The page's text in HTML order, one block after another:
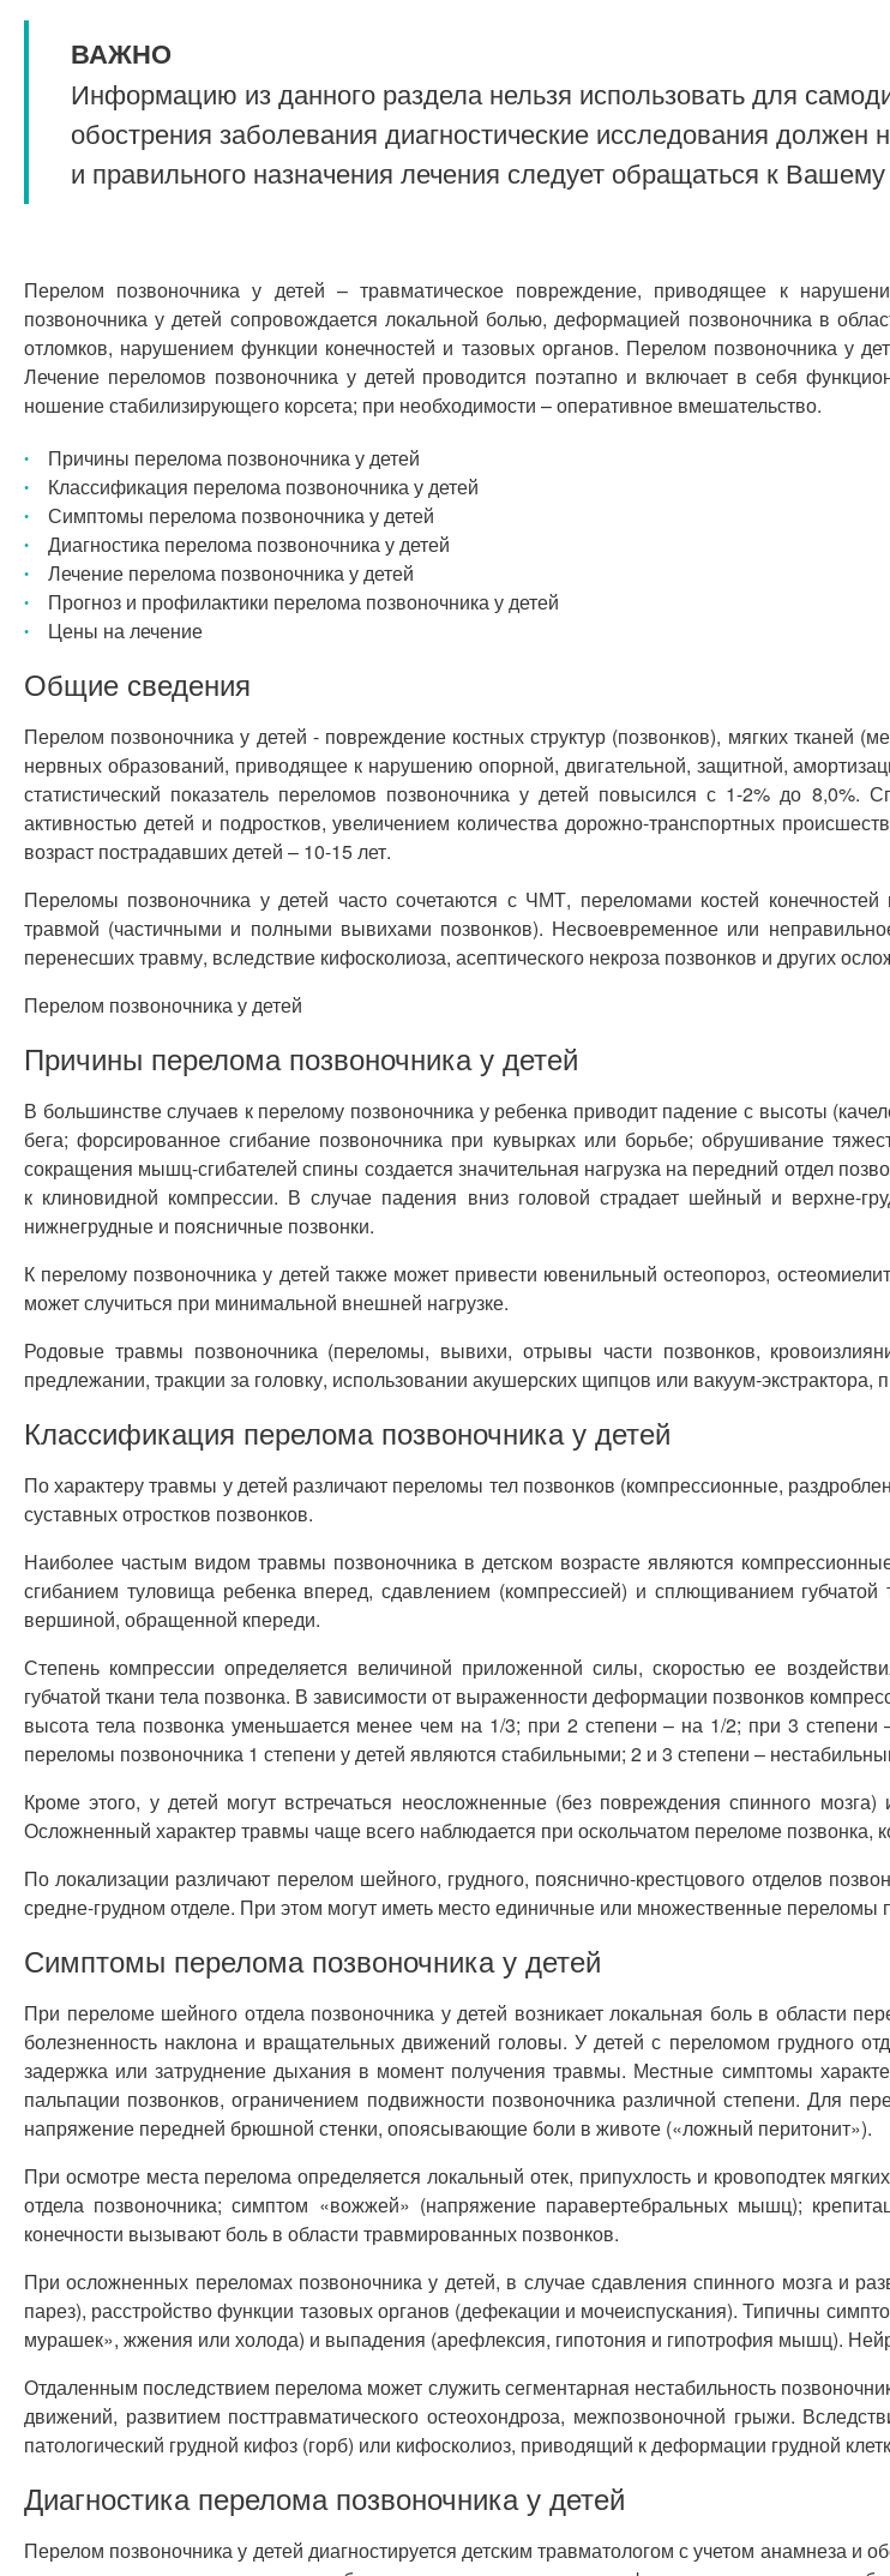
ВАЖНО
Информацию из данного раздела нельзя использовать для
обострения заболевания диагностические исследования должен
и правильного назначения лечения следует обращаться к
Перелом позвоночника у детей – травматическое повреждение, приводящее к
позвоночника у детей сопровождается локальной болью, деформацией позвоночника в
отломков, нарушением функции конечностей и тазовых органов. Перелом позвоночника у
Лечение переломов позвоночника у детей проводится поэтапно и включает в себя
ношение стабилизирующего корсета; при необходимости – оперативное вмешательство.
Причины перелома позвоночника у детей
Классификация перелома позвоночника у детей
Симптомы перелома позвоночника у детей
Диагностика перелома позвоночника у детей
Лечение перелома позвоночника у детей
Прогноз и профилактики перелома позвоночника у детей
Цены на лечение
Общие сведения
Перелом позвоночника у детей - повреждение костных структур (позвонков), мягких тканей
нервных образований, приводящее к нарушению опорной, двигательной, защитной,
статистический показатель переломов позвоночника у детей повысился с 1-2% до 8,0%.
активностью детей и подростков, увеличением количества дорожно-транспортных
возраст пострадавших детей – 10-15 лет.
Переломы позвоночника у детей часто сочетаются с ЧМТ, переломами костей
травмой (частичными и полными вывихами позвонков). Несвоевременное или
перенесших травму, вследствие кифосколиоза, асептического некроза позвонков и других
Перелом позвоночника у детей
Причины перелома позвоночника у детей
В большинстве случаев к перелому позвоночника у ребенка приводит падение с высоты
бега; форсированное сгибание позвоночника при кувырках или борьбе; обрушивание
сокращения мышц-сгибателей спины создается значительная нагрузка на передний отдел
к клиновидной компрессии. В случае падения вниз головой страдает шейный и верхне-
нижнегрудные и поясничные позвонки.
К перелому позвоночника у детей также может привести ювенильный остеопороз,
может случиться при минимальной внешней нагрузке.
Родовые травмы позвоночника (переломы, вывихи, отрывы части позвонков,
предлежании, тракции за головку, использовании акушерских щипцов или вакуум-
Классификация перелома позвоночника у детей
По характеру травмы у детей различают переломы тел позвонков (компрессионные,
суставных отростков позвонков.
Наиболее частым видом травмы позвоночника в детском возрасте являются
сгибанием туловища ребенка вперед, сдавлением (компрессией) и сплющиванием
вершиной, обращенной кпереди.
Степень компрессии определяется величиной приложенной силы, скоростью ее
губчатой ткани тела позвонка. В зависимости от выраженности деформации позвонков
высота тела позвонка уменьшается менее чем на 1/3; при 2 степени – на 1/2; при 3
переломы позвоночника 1 степени у детей являются стабильными; 2 и 3 степени –
Кроме этого, у детей могут встречаться неосложненные (без повреждения спинного
Осложненный характер травмы чаще всего наблюдается при оскольчатом переломе позвонка,
По локализации различают перелом шейного, грудного, пояснично-крестцового отделов
средне-грудном отделе. При этом могут иметь место единичные или множественные переломы
Симптомы перелома позвоночника у детей
При переломе шейного отдела позвоночника у детей возникает локальная боль в
болезненность наклона и вращательных движений головы. У детей с переломом грудного
задержка или затруднение дыхания в момент получения травмы. Местные симптомы
пальпации позвонков, ограничением подвижности позвоночника различной степени. Для
напряжение передней брюшной стенки, опоясывающие боли в животе («ложный перитонит»).
При осмотре места перелома определяется локальный отек, припухлость и кровоподтек
отдела позвоночника; симптом «вожжей» (напряжение паравертебральных мышц);
конечности вызывают боль в области травмированных позвонков.
При осложненных переломах позвоночника у детей, в случае сдавления спинного мозга и
парез), расстройство функции тазовых органов (дефекации и мочеиспускания). Типичны
мурашек», жжения или холода) и выпадения (арефлексия, гипотония и гипотрофия мышц).
Отдаленным последствием перелома может служить сегментарная нестабильность
движений, развитием посттравматического остеохондроза, межпозвоночной грыжи.
патологический грудной кифоз (горб) или кифосколиоз, приводящий к деформации грудной
Диагностика перелома позвоночника у детей
Перелом позвоночника у детей диагностируется детским травматологом с учетом анамнеза